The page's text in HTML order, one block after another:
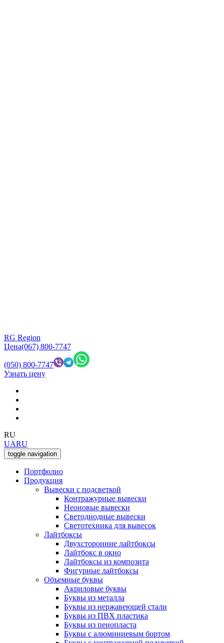
RG Region
Цена(067) 800-7747
(050) 800-7747
Узнать цену
RU
UARU
toggle navigation
Портфолио
Продукция
Вывески с подсветкой
Контражурные вывески
Неоновые вывески
Светодиодные вывески
Светотехника для вывесок
Лайтбоксы
Двухсторонние лайтбоксы
Лайтбокс в окно
Лайтбоксы из композита
Фигурные лайтбоксы
Объемные буквы
Акриловые буквы
Буквы из металла
Буквы из нержавеющей стали
Буквы из ПВХ пластика
Буквы из пенопласта
Буквы с алюминиевым бортом